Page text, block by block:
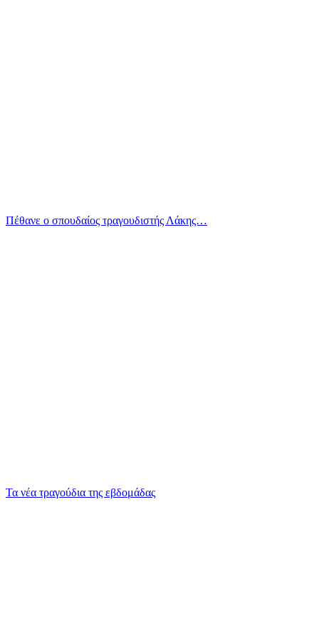
Πέθανε ο σπουδαίος τραγουδιστής Λάκης…
Τα νέα τραγούδια της εβδομάδας